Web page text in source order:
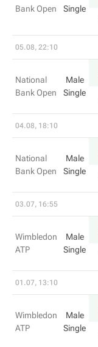
Bank Open
Single
05.08, 22:10
National
Bank Open
Male
Single
04.08, 18:10
National
Bank Open
Male
Single
03.07, 16:55
Wimbledon
ATP
Male
Single
01.07, 13:10
Wimbledon
ATP
Male
Single